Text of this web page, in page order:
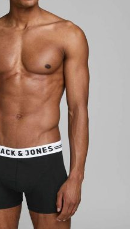
ja taskuliinat
huivit ja käsineet
ja kylpytakit
syystakit